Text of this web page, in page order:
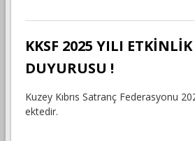
KKSF 2025 YILI
DUYURUSU !
Kuzey Kıbrıs Satranç Federasyonu
ektedir.